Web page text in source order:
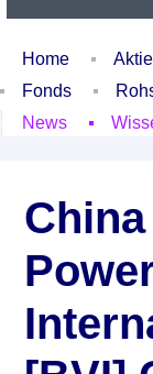
Home
Fonds
News